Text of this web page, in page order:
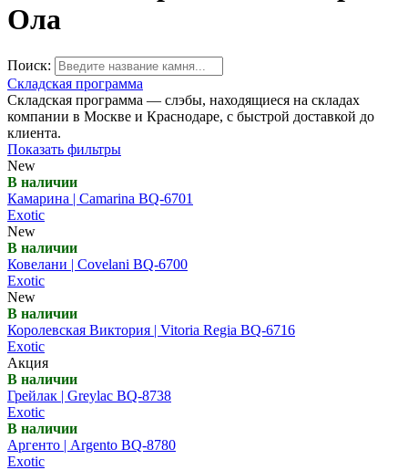
Ола
Поиск:
Складская программа
Складская программа — слэбы, находящиеся на складах
компании в Москве и Краснодаре, с быстрой доставкой до
клиента.
Показать фильтры
New
В наличии
Камарина | Camarina BQ-6701
Exotic
New
В наличии
Ковелани | Covelani BQ-6700
Exotic
New
В наличии
Королевская Виктория | Vitoria Regia BQ-6716
Exotic
Акция
В наличии
Грейлак | Greylac BQ-8738
Exotic
В наличии
Аргенто | Argento BQ-8780
Exotic